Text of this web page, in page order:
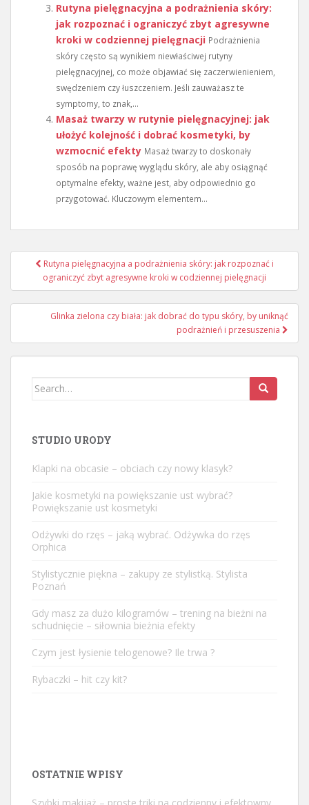
Rutyna pielęgnacyjna a podrażnienia skóry:
jak rozpoznać i ograniczyć zbyt agresywne
kroki w codziennej pielęgnacji Podrażnienia
skóry często są wynikiem niewłaściwej rutyny
pielęgnacyjnej, co może objawiać się zaczerwienieniem,
swędzeniem czy łuszczeniem. Jeśli zauważasz te
symptomy, to znak,...
Masaż twarzy w rutynie pielęgnacyjnej: jak
ułożyć kolejność i dobrać kosmetyki, by
wzmocnić efekty Masaż twarzy to doskonały
sposób na poprawę wyglądu skóry, ale aby osiągnąć
optymalne efekty, ważne jest, aby odpowiednio go
przygotować. Kluczowym elementem...
Nawigacja
wpisu
Rutyna pielęgnacyjna a podrażnienia skóry: jak rozpoznać i
ograniczyć zbyt agresywne kroki w codziennej pielęgnacji
Glinka zielona czy biała: jak dobrać do typu skóry, by uniknąć
podrażnień i przesuszenia
Search
STUDIO URODY
Klapki na obcasie – obciach czy nowy klasyk?
Jakie kosmetyki na powiększanie ust wybrać?
Powiększanie ust kosmetyki
Odżywki do rzęs – jaką wybrać. Odżywka do rzęs
Orphica
Stylistycznie piękna – zakupy ze stylistką. Stylista
Poznań
Gdy masz za dużo kilogramów – trening na bieżni na
schudnięcie – siłownia bieżnia efekty
Czym jest łysienie telogenowe? Ile trwa ?
Rybaczki – hit czy kit?
OSTATNIE WPISY
Szybki makijaż – proste triki na codzienny i efektowny